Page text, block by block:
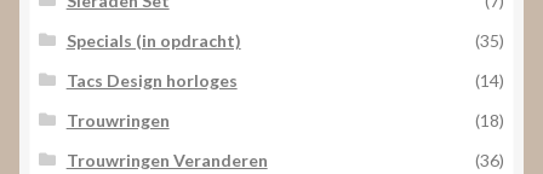
Specials (in opdracht)
(35)
Tacs Design horloges
(14)
Trouwringen
(18)
Trouwringen Veranderen
(36)